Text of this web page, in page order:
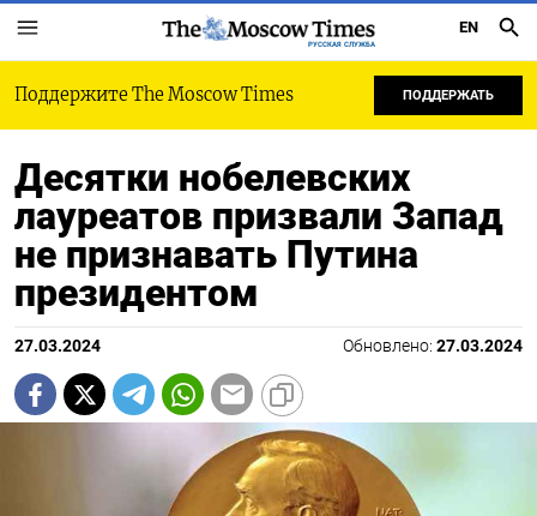
РУССКАЯ СЛУЖБА
EN
Поддержите The Moscow Times ПОДДЕРЖАТЬ
Десятки нобелевских
лауреатов призвали Запад
не признавать Путина
президентом
27.03.2024 Обновлено: 27.03.2024